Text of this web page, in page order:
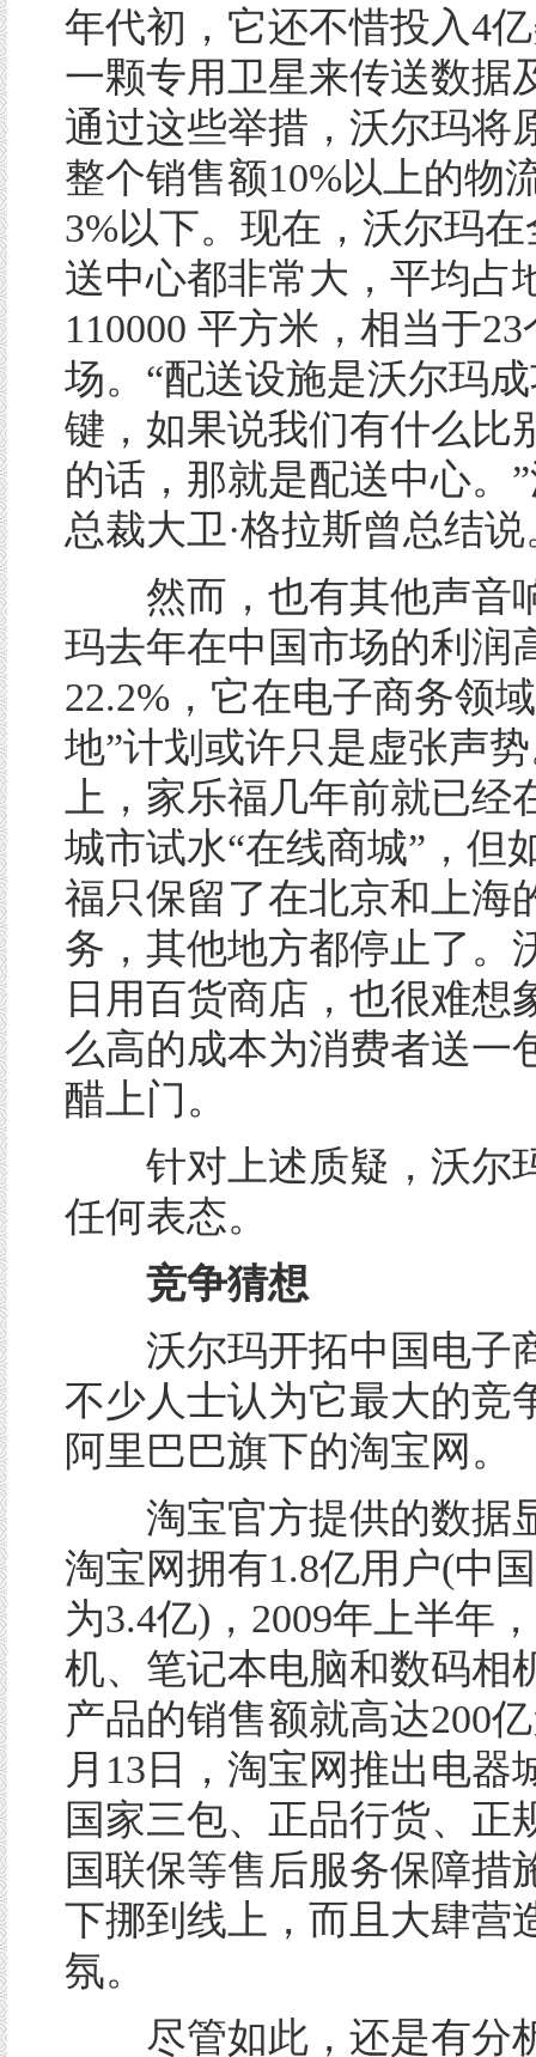
年代初，它还不惜投入4
一颗专用卫星来传送数据
通过这些举措，沃尔玛将
整个销售额10%以上的物
3%以下。现在，沃尔玛
送中心都非常大，平均占
110000 平方米，相当于
场。“配送设施是沃尔玛
键，如果说我们有什么比
的话，那就是配送中心。
总裁大卫·格拉斯曾总结说
然而，也有其他声音
玛去年在中国市场的利润
22.2%，它在电子商务领
地”计划或许只是虚张声
上，家乐福几年前就已经
城市试水“在线商城”，但
福只保留了在北京和上海
务，其他地方都停止了。
日用百货商店，也很难想
么高的成本为消费者送一
醋上门。
针对上述质疑，沃尔
任何表态。
竞争猜想
沃尔玛开拓中国电子
不少人士认为它最大的竞
阿里巴巴旗下的淘宝网。
淘宝官方提供的数据
淘宝网拥有1.8亿用户(中
为3.4亿)，2009年上半年
机、笔记本电脑和数码相
产品的销售额就高达200
月13日，淘宝网推出电器
国家三包、正品行货、正
国联保等售后服务保障措
下挪到线上，而且大肆营
氛。
尽管如此，还是有分